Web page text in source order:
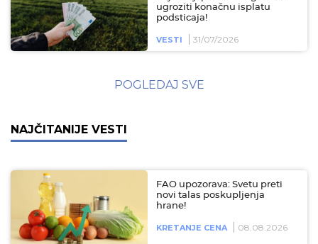
ugroziti konačnu isplatu
podsticaja!
VESTI 31/07/2026
POGLEDAJ SVE
NAJČITANIJE VESTI
FAO upozorava: Svetu preti
novi talas poskupljenja
hrane!
KRETANJE CENA 08.08.2026